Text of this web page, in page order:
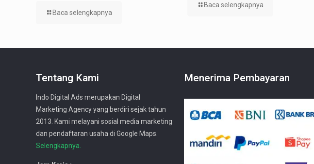
Baca selengkapnya
Baca selengkapnya
Tentang Kami
Indo Digital Ads merupakan Digital
Marketing Agency yang berdiri sejak tahun
2013. Kami melayani sosial media marketing
dan pendaftaran usaha di Google Maps.
Selengkapnya.
Menerima Pembayaran